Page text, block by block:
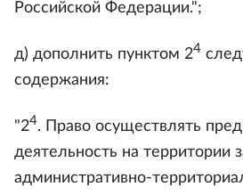
Российской Федерации.";
д) дополнить пунктом 24
содержания:
"24. Право осуществлять
деятельность на территории
административно-